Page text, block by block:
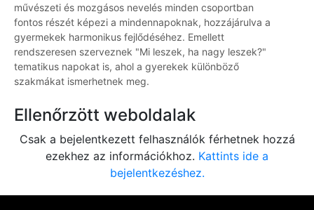
művészeti és mozgásos nevelés minden csoportban
fontos részét képezi a mindennapoknak, hozzájárulva a
gyermekek harmonikus fejlődéséhez. Emellett
rendszeresen szerveznek "Mi leszek, ha nagy leszek?"
tematikus napokat is, ahol a gyerekek különböző
szakmákat ismerhetnek meg.
Ellenőrzött weboldalak
Csak a bejelentkezett felhasználók férhetnek hozzá
ezekhez az információkhoz. Kattints ide a
bejelentkezéshez.